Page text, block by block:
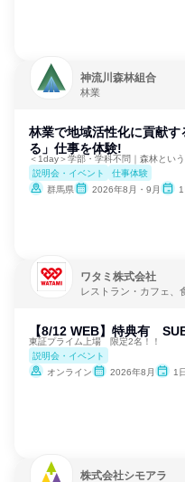
神流川森林組合
林業
林業で地域活性化に貢献す
る」仕事を体験!
＜1day＞学部・学科不問｜森林とい
説明会・イベント
仕事体験
群馬県
2026年8月・9月 1
ワタミ株式会社
レストラン・カフェ、
【8/12 WEB】特典有
東証プライム上場 限定2名！！
説明会・イベント
オンライン
2026年8月 1日
株式会社シモアラ